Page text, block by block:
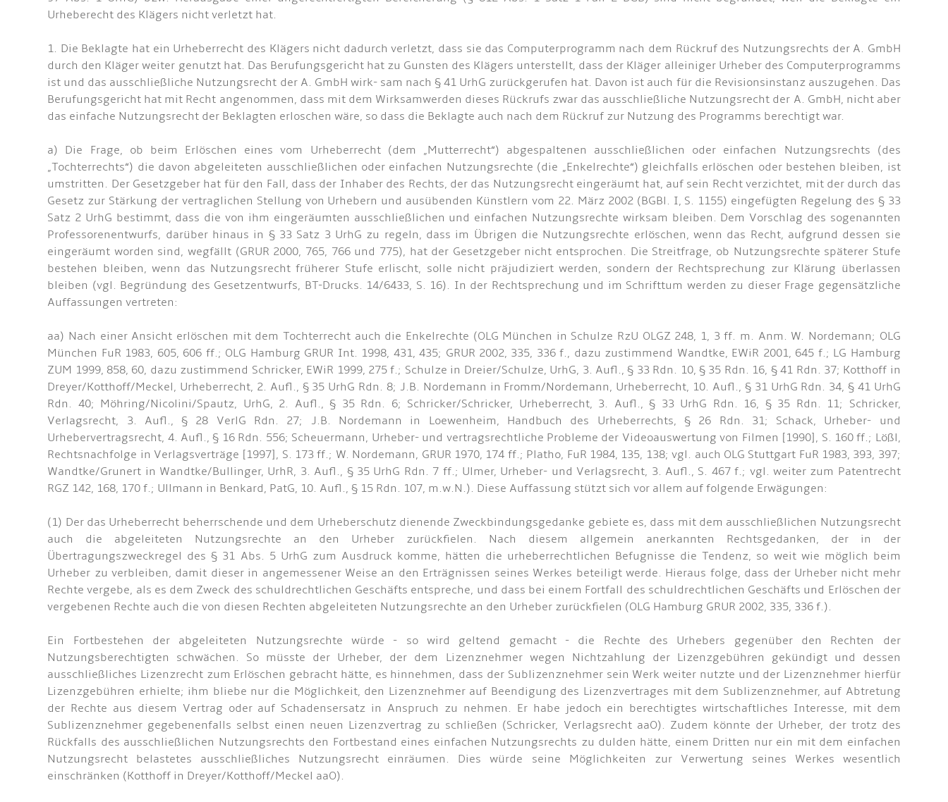
Urheberecht des Klägers nicht verletzt hat.
1. Die Beklagte hat ein Urheberrecht des Klägers nicht dadurch verletzt, dass sie das Computerprogramm nach dem Rückruf des Nutzungsrechts der A. GmbH
durch den Kläger weiter genutzt hat. Das Berufungsgericht hat zu Gunsten des Klägers unterstellt, dass der Kläger alleiniger Urheber des Computerprogramms
ist und das ausschließliche Nutzungsrecht der A. GmbH wirk- sam nach § 41 UrhG zurückgerufen hat. Davon ist auch für die Revisionsinstanz auszugehen. Das
Berufungsgericht hat mit Recht angenommen, dass mit dem Wirksamwerden dieses Rückrufs zwar das ausschließliche Nutzungsrecht der A. GmbH, nicht aber
das einfache Nutzungsrecht der Beklagten erloschen wäre, so dass die Beklagte auch nach dem Rückruf zur Nutzung des Programms berechtigt war.
a) Die Frage, ob beim Erlöschen eines vom Urheberrecht (dem „Mutterrecht“) abgespaltenen ausschließlichen oder einfachen Nutzungsrechts (des
„Tochterrechts“) die davon abgeleiteten ausschließlichen oder einfachen Nutzungsrechte (die „Enkelrechte“) gleichfalls erlöschen oder bestehen bleiben, ist
umstritten. Der Gesetzgeber hat für den Fall, dass der Inhaber des Rechts, der das Nutzungsrecht eingeräumt hat, auf sein Recht verzichtet, mit der durch das
Gesetz zur Stärkung der vertraglichen Stellung von Urhebern und ausübenden Künstlern vom 22. März 2002 (BGBl. I, S. 1155) eingefügten Regelung des § 33
Satz 2 UrhG bestimmt, dass die von ihm eingeräumten ausschließlichen und einfachen Nutzungsrechte wirksam bleiben. Dem Vorschlag des sogenannten
Professorenentwurfs, darüber hinaus in § 33 Satz 3 UrhG zu regeln, dass im Übrigen die Nutzungsrechte erlöschen, wenn das Recht, aufgrund dessen sie
eingeräumt worden sind, wegfällt (GRUR 2000, 765, 766 und 775), hat der Gesetzgeber nicht entsprochen. Die Streitfrage, ob Nutzungsrechte späterer Stufe
bestehen bleiben, wenn das Nutzungsrecht früherer Stufe erlischt, solle nicht präjudiziert werden, sondern der Rechtsprechung zur Klärung überlassen
bleiben (vgl. Begründung des Gesetzentwurfs, BT-Drucks. 14/6433, S. 16). In der Rechtsprechung und im Schrifttum werden zu dieser Frage gegensätzliche
Auffassungen vertreten:
aa) Nach einer Ansicht erlöschen mit dem Tochterrecht auch die Enkelrechte (OLG München in Schulze RzU OLGZ 248, 1, 3 ff. m. Anm. W. Nordemann; OLG
München FuR 1983, 605, 606 ff.; OLG Hamburg GRUR Int. 1998, 431, 435; GRUR 2002, 335, 336 f., dazu zustimmend Wandtke, EWiR 2001, 645 f.; LG Hamburg
ZUM 1999, 858, 60, dazu zustimmend Schricker, EWiR 1999, 275 f.; Schulze in Dreier/Schulze, UrhG, 3. Aufl., § 33 Rdn. 10, § 35 Rdn. 16, § 41 Rdn. 37; Kotthoff in
Dreyer/Kotthoff/Meckel, Urheberrecht, 2. Aufl., § 35 UrhG Rdn. 8; J.B. Nordemann in Fromm/Nordemann, Urheberrecht, 10. Aufl., § 31 UrhG Rdn. 34, § 41 UrhG
Rdn. 40; Möhring/Nicolini/Spautz, UrhG, 2. Aufl., § 35 Rdn. 6; Schricker/Schricker, Urheberrecht, 3. Aufl., § 33 UrhG Rdn. 16, § 35 Rdn. 11; Schricker,
Verlagsrecht, 3. Aufl., § 28 VerlG Rdn. 27; J.B. Nordemann in Loewenheim, Handbuch des Urheberrechts, § 26 Rdn. 31; Schack, Urheber- und
Urhebervertragsrecht, 4. Aufl., § 16 Rdn. 556; Scheuermann, Urheber- und vertragsrechtliche Probleme der Videoauswertung von Filmen [1990], S. 160 ff.; Lößl,
Rechtsnachfolge in Verlagsverträge [1997], S. 173 ff.; W. Nordemann, GRUR 1970, 174 ff.; Platho, FuR 1984, 135, 138; vgl. auch OLG Stuttgart FuR 1983, 393, 397;
Wandtke/Grunert in Wandtke/Bullinger, UrhR, 3. Aufl., § 35 UrhG Rdn. 7 ff.; Ulmer, Urheber- und Verlagsrecht, 3. Aufl., S. 467 f.; vgl. weiter zum Patentrecht
RGZ 142, 168, 170 f.; Ullmann in Benkard, PatG, 10. Aufl., § 15 Rdn. 107, m.w.N.). Diese Auffassung stützt sich vor allem auf folgende Erwägungen:
(1) Der das Urheberrecht beherrschende und dem Urheberschutz dienende Zweckbindungsgedanke gebiete es, dass mit dem ausschließlichen Nutzungsrecht
auch die abgeleiteten Nutzungsrechte an den Urheber zurückfielen. Nach diesem allgemein anerkannten Rechtsgedanken, der in der
Übertragungszweckregel des § 31 Abs. 5 UrhG zum Ausdruck komme, hätten die urheberrechtlichen Befugnisse die Tendenz, so weit wie möglich beim
Urheber zu verbleiben, damit dieser in angemessener Weise an den Erträgnissen seines Werkes beteiligt werde. Hieraus folge, dass der Urheber nicht mehr
Rechte vergebe, als es dem Zweck des schuldrechtlichen Geschäfts entspreche, und dass bei einem Fortfall des schuldrechtlichen Geschäfts und Erlöschen der
vergebenen Rechte auch die von diesen Rechten abgeleiteten Nutzungsrechte an den Urheber zurückfielen (OLG Hamburg GRUR 2002, 335, 336 f.).
Ein Fortbestehen der abgeleiteten Nutzungsrechte würde - so wird geltend gemacht - die Rechte des Urhebers gegenüber den Rechten der
Nutzungsberechtigten schwächen. So müsste der Urheber, der dem Lizenznehmer wegen Nichtzahlung der Lizenzgebühren gekündigt und dessen
ausschließliches Lizenzrecht zum Erlöschen gebracht hätte, es hinnehmen, dass der Sublizenznehmer sein Werk weiter nutzte und der Lizenznehmer hierfür
Lizenzgebühren erhielte; ihm bliebe nur die Möglichkeit, den Lizenznehmer auf Beendigung des Lizenzvertrages mit dem Sublizenznehmer, auf Abtretung
der Rechte aus diesem Vertrag oder auf Schadensersatz in Anspruch zu nehmen. Er habe jedoch ein berechtigtes wirtschaftliches Interesse, mit dem
Sublizenznehmer gegebenenfalls selbst einen neuen Lizenzvertrag zu schließen (Schricker, Verlagsrecht aaO). Zudem könnte der Urheber, der trotz des
Rückfalls des ausschließlichen Nutzungsrechts den Fortbestand eines einfachen Nutzungsrechts zu dulden hätte, einem Dritten nur ein mit dem einfachen
Nutzungsrecht belastetes ausschließliches Nutzungsrecht einräumen. Dies würde seine Möglichkeiten zur Verwertung seines Werkes wesentlich
einschränken (Kotthoff in Dreyer/Kotthoff/Meckel aaO).